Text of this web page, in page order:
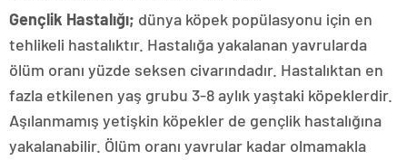
Gençlik Hastalığı; dünya köpek popülasyonu için en
tehlikeli hastalıktır. Hastalığa yakalanan yavrularda
ölüm oranı yüzde seksen civarındadır. Hastalıktan en
fazla etkilenen yaş grubu 3-8 aylık yaştaki köpeklerdir.
Aşılanmamış yetişkin köpekler de gençlik hastalığına
yakalanabilir. Ölüm oranı yavrular kadar olmamakla